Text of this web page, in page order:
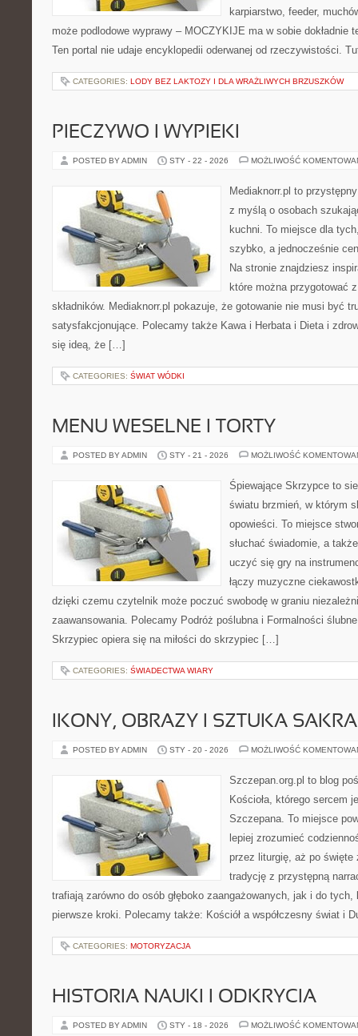
karpiarstwo, feeder,
może podlodowe wyprawy – MOCZYKIJE ma w sobie dokładnie
Ten portal nie udaje encyklopedii oderwanej od rzeczywistości.
CATEGORIES: LODY BEZ LAKTOZY I DLA WRAŻLIWYCH BRZUSZKÓW
PIECZYWO I WYPIEKI
POSTED BY ADMIN STY - 22 - 2026 MOŻLIWOŚĆ
Mediaknorr.pl to
z myślą o osobach
kuchni. To miejsce dla
szybko, a jednocześnie
Na stronie znajdziesz
które można przygotować
składników. Mediaknorr.pl pokazuje, że gotowanie nie musi być
satysfakcjonujące. Polecamy także Kawa i Herbata i Dieta i
się ideą, że […]
CATEGORIES: ŚWIAT WÓDKI
MENU WESELNE I TORTY
POSTED BY ADMIN STY - 21 - 2026 MOŻLIWOŚĆ
Śpiewające Skrzypce to
światu brzmień, w którym
opowieści. To miejsce
słuchać świadomie, a
uczyć się gry na
łączy muzyczne
dzięki czemu czytelnik może poczuć swobodę w graniu
zaawansowania. Polecamy Podróż poślubna i Formalności
Skrzypiec opiera się na miłości do skrzypiec […]
CATEGORIES: ŚWIADECTWA WIARY
IKONY, OBRAZY I SZTUKA
POSTED BY ADMIN STY - 20 - 2026 MOŻLIWOŚĆ
Szczepan.org.pl to blog
Kościoła, którego sercem
Szczepana. To miejsce
lepiej zrozumieć
przez liturgię, aż po święte
tradycję z przystępną
trafiają zarówno do osób głęboko zaangażowanych, jak i do
pierwsze kroki. Polecamy także: Kościół a współczesny świat i
CATEGORIES: MOTORYZACJA
HISTORIA NAUKI I ODKRYCIA
POSTED BY ADMIN STY - 18 - 2026 MOŻLIWOŚĆ